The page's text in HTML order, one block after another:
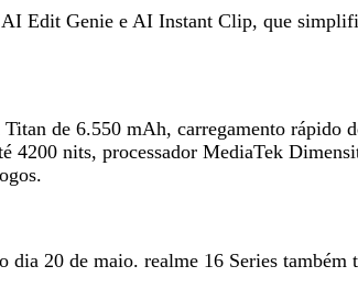
Edit Genie e AI Instant Clip, que
de 6.550 mAh, carregamento rápido
nits, processador MediaTek
20 de maio. realme 16 Series também